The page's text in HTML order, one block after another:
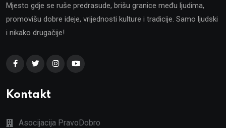
Mjesto gdje se ruše predrasude, brišu granice među ljudima,
promovišu dobre ideje, vrijednosti kulture i tradicije. Samo ljudski
i nikako drugačije!
Kontakt
Asocijacija PravoDobro